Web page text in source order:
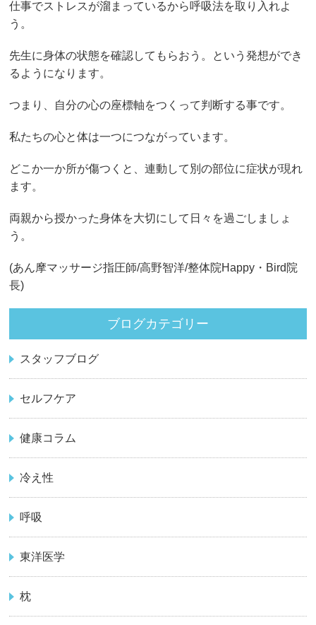
仕事でストレスが溜まっているから呼吸法を取り入れよ
う。
先生に身体の状態を確認してもらおう。という発想ができ
るようになります。
つまり、自分の心の座標軸をつくって判断する事です。
私たちの心と体は一つにつながっています。
どこか一か所が傷つくと、連動して別の部位に症状が現れ
ます。
両親から授かった身体を大切にして日々を過ごしましょ
う。
(あん摩マッサージ指圧師/高野智洋/整体院Happy・Bird院
長)
ブログカテゴリー
スタッフブログ
セルフケア
健康コラム
冷え性
呼吸
東洋医学
枕